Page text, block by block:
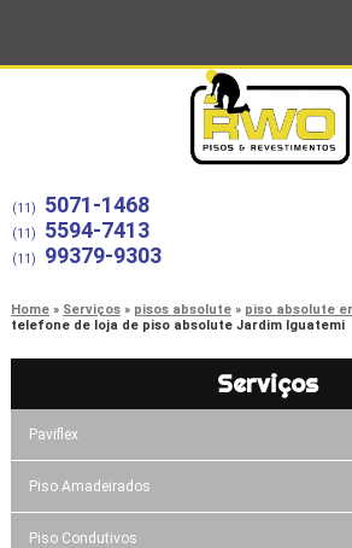
(11) 5071-1468
(11) 5594-7413
(11) 99379-9303
Home Serviços pisos absolute
piso absolute
telefone de loja de piso absolute Jardim Iguatemi
Serviços
Paviflex
Piso Amadeirados
Piso Condutivos